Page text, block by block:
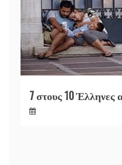
7 στους 10 Έλληνες